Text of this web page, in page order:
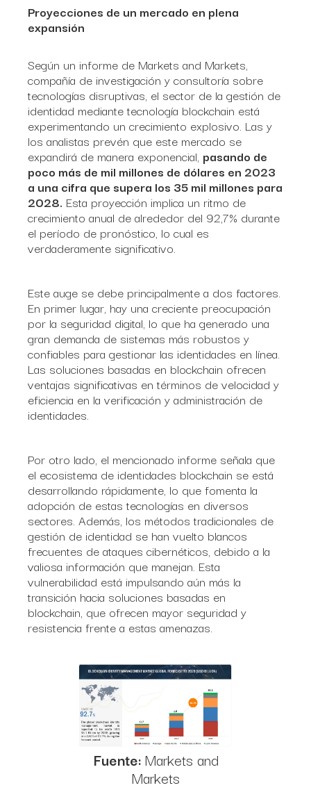
Proyecciones de un mercado en plena
expansión
Según un informe de Markets and Markets,
compañía de investigación y consultoría sobre
tecnologías disruptivas, el sector de la gestión de
identidad mediante tecnología blockchain está
experimentando un crecimiento explosivo. Las y
los analistas prevén que este mercado se
expandirá de manera exponencial, pasando de
poco más de mil millones de dólares en 2023
a una cifra que supera los 35 mil millones para
2028. Esta proyección implica un ritmo de
crecimiento anual de alrededor del 92,7% durante
el período de pronóstico, lo cual es
verdaderamente significativo.
Este auge se debe principalmente a dos factores.
En primer lugar, hay una creciente preocupación
por la seguridad digital, lo que ha generado una
gran demanda de sistemas más robustos y
confiables para gestionar las identidades en línea.
Las soluciones basadas en blockchain ofrecen
ventajas significativas en términos de velocidad y
eficiencia en la verificación y administración de
identidades.
Por otro lado, el mencionado informe señala que
el ecosistema de identidades blockchain se está
desarrollando rápidamente, lo que fomenta la
adopción de estas tecnologías en diversos
sectores. Además, los métodos tradicionales de
gestión de identidad se han vuelto blancos
frecuentes de ataques cibernéticos, debido a la
valiosa información que manejan. Esta
vulnerabilidad está impulsando aún más la
transición hacia soluciones basadas en
blockchain, que ofrecen mayor seguridad y
resistencia frente a estas amenazas.
Fuente:Markets and
Markets